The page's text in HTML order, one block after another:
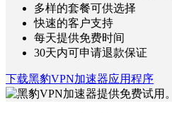
多样的套餐可供选择
快速的客户支持
每天提供免费时间
30天内可申请退款保证
下载黑豹VPN加速器应用程序